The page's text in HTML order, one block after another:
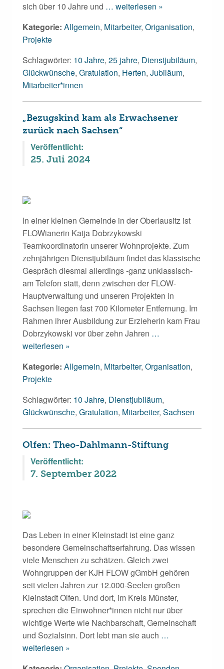
sich über 10 Jahre und … weiterlesen »
Kategorie: Allgemein, Mitarbeiter, Origanisation,
Projekte
Schlagwörter: 10 Jahre, 25 jahre, Dienstjubiläum,
Glückwünsche, Gratulation, Herten, Jubiläum,
Mitarbeiter*innen
„Bezugskind kam als Erwachsener
zurück nach Sachsen“
Veröffentlicht:
25. Juli 2024
In einer kleinen Gemeinde in der Oberlausitz ist
FLOWianerin Katja Dobrzykowski
Teamkoordinatorin unserer Wohnprojekte. Zum
zehnjährigen Dienstjubiläum findet das klassische
Gespräch diesmal allerdings -ganz unklassisch-
am Telefon statt, denn zwischen der FLOW-
Hauptverwaltung und unseren Projekten in
Sachsen liegen fast 700 Kilometer Entfernung. Im
Rahmen ihrer Ausbildung zur Erzieherin kam Frau
Dobrzykowski vor über zehn Jahren …
weiterlesen »
Kategorie: Allgemein, Mitarbeiter, Organisation,
Projekte
Schlagwörter: 10 Jahre, Dienstjubiläum,
Glückwünsche, Gratulation, Mitarbeiter, Sachsen
Olfen: Theo-Dahlmann-Stiftung
Veröffentlicht:
7. September 2022
Das Leben in einer Kleinstadt ist eine ganz
besondere Gemeinschaftserfahrung. Das wissen
viele Menschen zu schätzen. Gleich zwei
Wohngruppen der KJH FLOW gGmbH gehören
seit vielen Jahren zur 12.000-Seelen großen
Kleinstadt Olfen. Und dort, im Kreis Münster,
sprechen die Einwohner*innen nicht nur über
wichtige Werte wie Nachbarschaft, Gemeinschaft
und Sozialsinn. Dort lebt man sie auch …
weiterlesen »